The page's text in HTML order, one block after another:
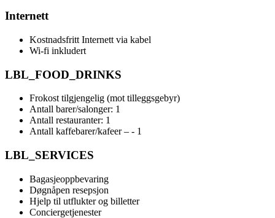
Internett
Kostnadsfritt Internett via kabel
Wi-fi inkludert
LBL_FOOD_DRINKS
Frokost tilgjengelig (mot tilleggsgebyr)
Antall barer/salonger: 1
Antall restauranter: 1
Antall kaffebarer/kafeer – - 1
LBL_SERVICES
Bagasjeoppbevaring
Døgnåpen resepsjon
Hjelp til utflukter og billetter
Conciergetjenester